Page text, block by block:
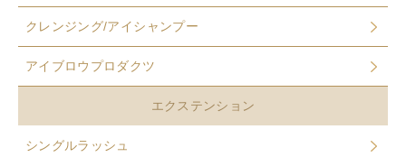
クレンジング/アイシャンプー
アイブロウプロダクツ
エクステンション
シングルラッシュ